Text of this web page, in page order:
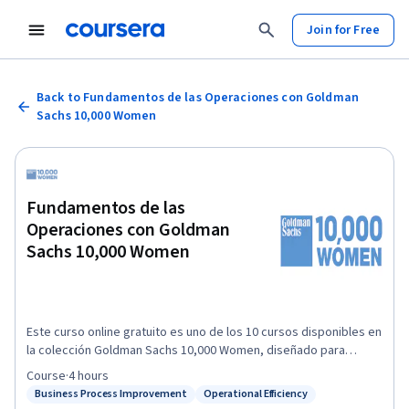
Join for Free
Back to Fundamentos de las Operaciones con Goldman
Sachs 10,000 Women
Fundamentos de las
Operaciones con Goldman
Sachs 10,000 Women
Este curso online gratuito es uno de los 10 cursos disponibles en
la colección Goldman Sachs 10,000 Women, diseñado para
emprendedoras listas para llevar su negocio al siguiente nivel.
En este curso, aprenderás sobre las operaciones e identificarás
Status: Business Process Improvement
Business Process Improvement
Status: Operational Efficiency
Operational Efficiency
Course·4 hours